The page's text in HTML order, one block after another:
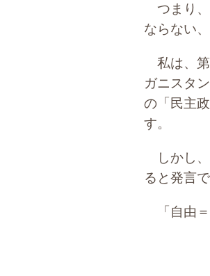
つまり、
ならない
私は、第
ガニスタ
の「民主
す。
しかし、
ると発言
「自由＝